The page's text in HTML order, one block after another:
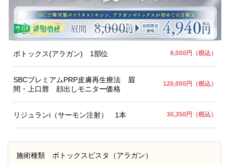
ボトックス(アラガン) 1部位 8,000円（税込）
SBCプレミアムPRP皮膚再生療法 眉
間・上口唇 顔出しモニター価格
120,000円（税込）
リジュランi（サーモン注射） 1本 30,350円（税込）
施術種類 ボトックスビスタ（アラガン）